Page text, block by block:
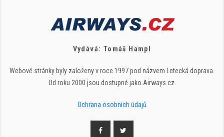
Vydává: Tomáš Hampl
Webové stránky byly založeny v roce 1997 pod názvem Letecká doprava.
Od roku 2000 jsou dostupné jako Airways.cz.
Ochrana osobních údajů